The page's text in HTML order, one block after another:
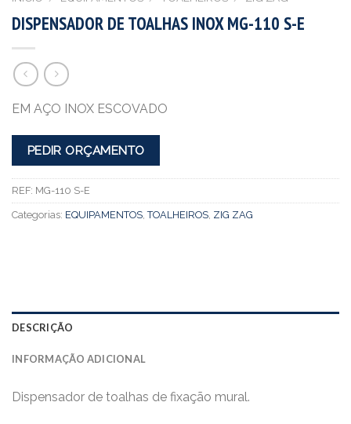
DISPENSADOR DE TOALHAS INOX MG-110 S-E
EM AÇO INOX ESCOVADO
PEDIR ORÇAMENTO
REF: MG-110 S-E
Categorias: EQUIPAMENTOS ,TOALHEIROS ZIG ZAG
DESCRIÇÃO
INFORMAÇÃO ADICIONAL
Dispensador de toalhas de fixação mural.